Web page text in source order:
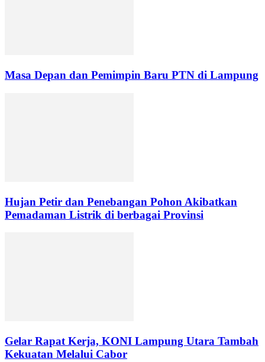
Masa Depan dan Pemimpin Baru PTN di Lampung
Hujan Petir dan Penebangan Pohon Akibatkan
Pemadaman Listrik di berbagai Provinsi
Gelar Rapat Kerja, KONI Lampung Utara Tambah
Kekuatan Melalui Cabor